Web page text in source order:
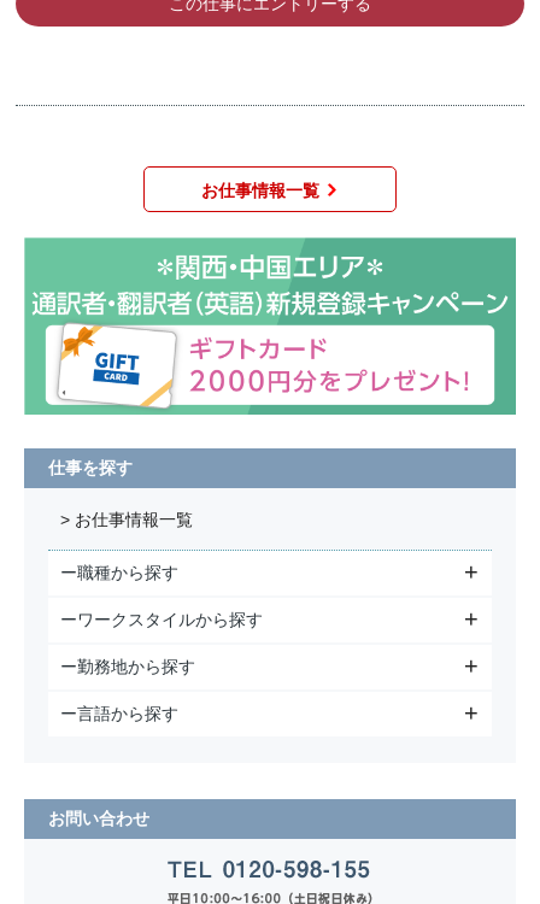
この仕事にエントリーする
お仕事情報一覧
仕事を探す
> お仕事情報一覧
ー職種から探す
ーワークスタイルから探す
ー勤務地から探す
ー言語から探す
お問い合わせ